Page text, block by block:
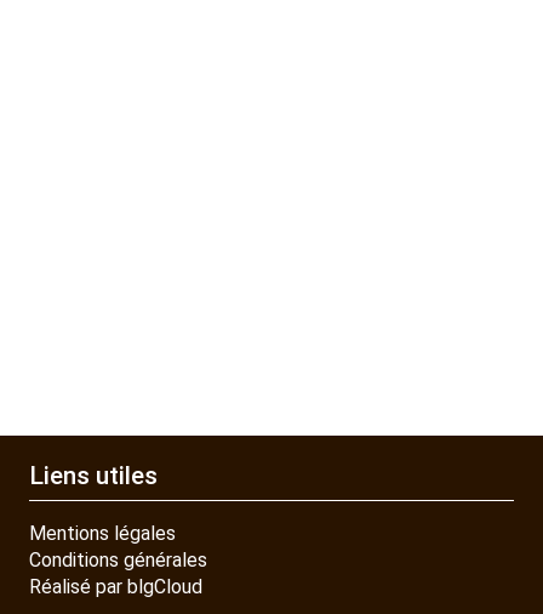
Liens utiles
Mentions légales
Conditions générales
Réalisé par blgCloud